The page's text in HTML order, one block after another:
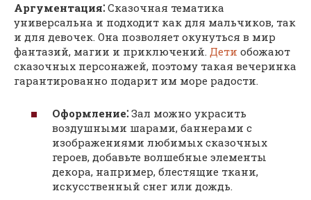
Аргументация⁚ Сказочная тематика
универсальна и подходит как для мальчиков, так
и для девочек. Она позволяет окунуться в мир
фантазий, магии и приключений. Дети обожают
сказочных персонажей, поэтому такая вечеринка
гарантированно подарит им море радости.
Оформление⁚ Зал можно украсить
воздушными шарами, баннерами с
изображениями любимых сказочных
героев, добавьте волшебные элементы
декора, например, блестящие ткани,
искусственный снег или дождь.